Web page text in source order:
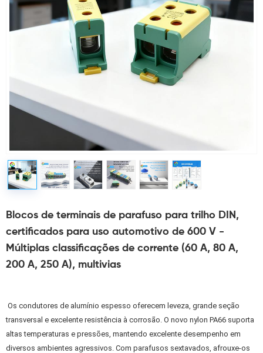
Blocos de terminais de parafuso para trilho DIN,
certificados para uso automotivo de 600 V -
Múltiplas classificações de corrente (60 A, 80 A,
200 A, 250 A), multivias
transversal e excelente resistência à corrosão. O novo nylon PA66 suporta
altas temperaturas e pressões, mantendo excelente desempenho em
diversos ambientes agressivos. Com parafusos sextavados, afrouxe-os